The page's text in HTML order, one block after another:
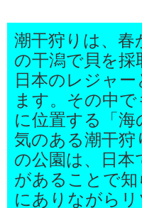
潮干狩りは、春
の干潟で貝を採
日本のレジャ
ます。その中
に位置する「海
気のある潮干狩
の公園は、日本
があることで
にありながらリ